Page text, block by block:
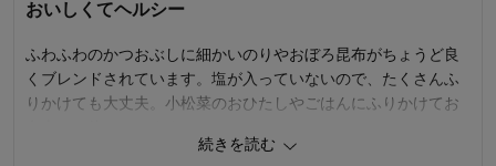
品質
お気に入りポイント： 美味しい
購入用途： ご自宅用
おいしくてヘルシー
ふわふわのかつおぶしに細かいのりやおぼろ昆布がちょうど良
くブレンドされています。塩が入っていないので、たくさんふ
りかけても大丈夫。小松菜のおひたしやごはんにふりかけてお
続きを読む